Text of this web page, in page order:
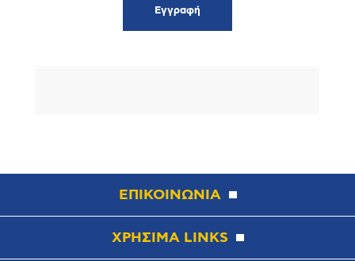
ΕΠΙΚΟΙΝΩΝΙΑ
ΧΡΗΣΙΜΑ LINKS